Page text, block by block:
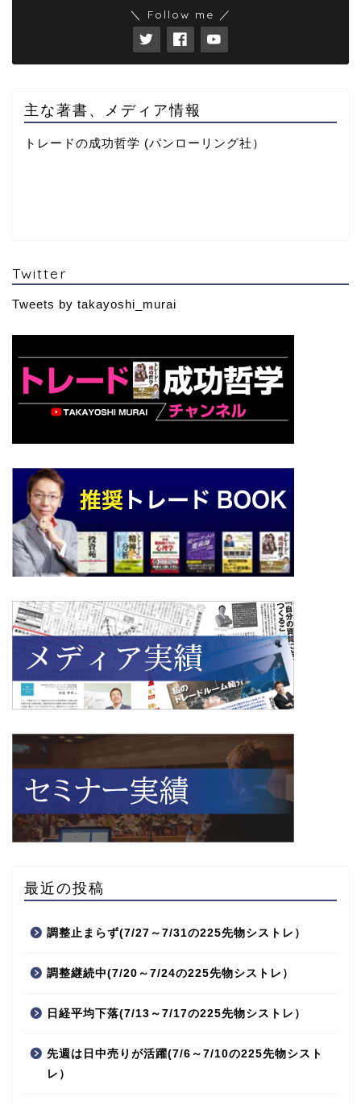
＼ Follow me ／
主な著書、メディア情報
トレードの成功哲学 (パンローリング社）
Twitter
Tweets by takayoshi_murai
最近の投稿
調整止まらず(7/27～7/31の225先物シストレ）
調整継続中(7/20～7/24の225先物シストレ）
日経平均下落(7/13～7/17の225先物シストレ）
先週は日中売りが活躍(7/6～7/10の225先物シスト
レ）